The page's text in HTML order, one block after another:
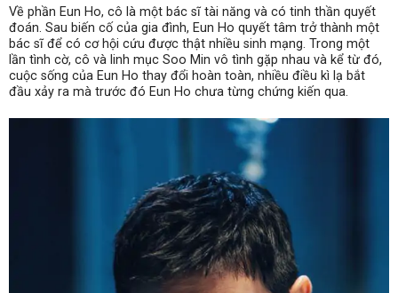
Về phần Eun Ho, cô là một bác sĩ tài năng và có tinh thần quyết
đoán. Sau biến cố của gia đình, Eun Ho quyết tâm trở thành một
bác sĩ để có cơ hội cứu được thật nhiều sinh mạng. Trong một
lần tình cờ, cô và linh mục Soo Min vô tình gặp nhau và kể từ đó,
cuộc sống của Eun Ho thay đổi hoàn toàn, nhiều điều kì lạ bắt
đầu xảy ra mà trước đó Eun Ho chưa từng chứng kiến qua.